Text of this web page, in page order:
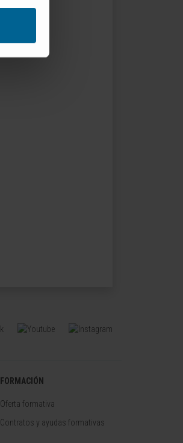
FORMACIÓN
Oferta formativa
Contratos y ayudas formativas